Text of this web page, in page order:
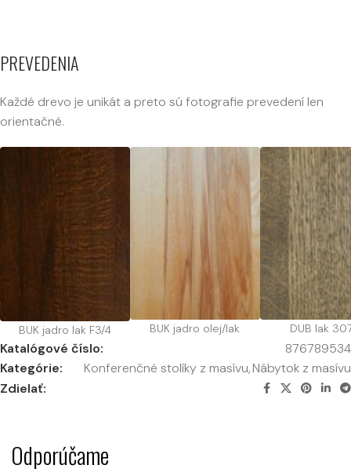
PREVEDENIA
Každé drevo je unikát a preto sú fotografie prevedení len
orientačné.
BUK jadro lak F3/4 BUK jadro olej/lak DUB lak
Katalógové číslo:
876789534
Kategórie:
Konferenčné stolíky z masívu,Nábytok z masívu
Zdielať:
Odporúčame